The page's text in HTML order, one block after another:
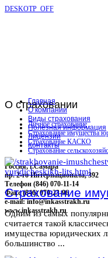
DESKOTP_OFF
О страховании
Личное страхование
Страхование имущества
Страхование КАСКО
Страхование
Россия, г.Самара
пр. 2-го Интернационала, 392
Телефон (846) 070-11-14
Факс (846) 070-23-96
e-mail: info@inkasstrakh.ru
www.inkasstrakh.ru
Главная
О компании
Виды страхования
Полезная информация
Лицензии
Контакты
Страхование
Одним из самых
считается такой
имущества юридических
большинство ...